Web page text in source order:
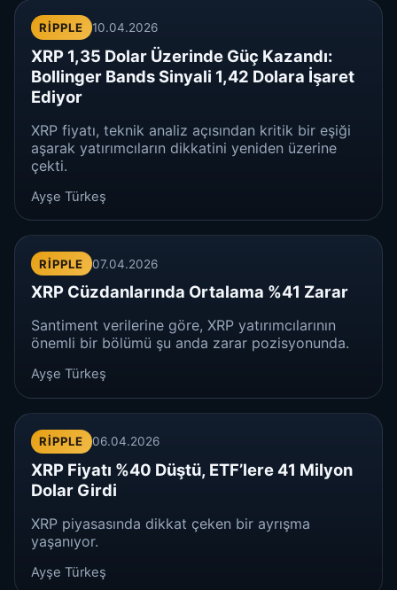
RIPPLE 10.04.2026
XRP 1,35 Dolar Üzerinde Güç Kazandı:
Bollinger Bands Sinyali 1,42 Dolara İşaret
Ediyor
XRP fiyatı, teknik analiz açısından kritik bir eşiği
aşarak yatırımcıların dikkatini yeniden üzerine
çekti.
Ayşe Türkeş
RIPPLE 07.04.2026
XRP Cüzdanlarında Ortalama %41 Zarar
Santiment verilerine göre, XRP yatırımcılarının
önemli bir bölümü şu anda zarar pozisyonunda.
Ayşe Türkeş
RIPPLE 06.04.2026
XRP Fiyatı %40 Düştü, ETF’lere 41 Milyon
Dolar Girdi
XRP piyasasında dikkat çeken bir ayrışma
yaşanıyor.
Ayşe Türkeş